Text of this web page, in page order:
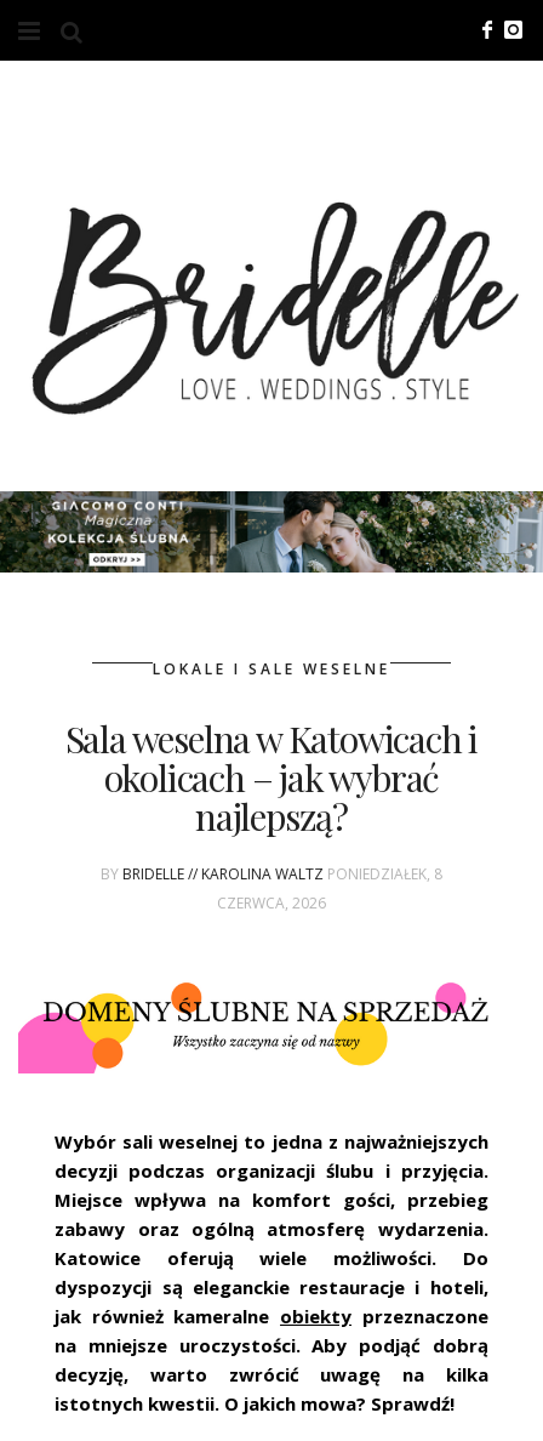
O NAS
KONTAKT
REKLAMA
ADVERTISING
ZGŁOSZENIA
KONKURSY
POLECANE FIRMY
BRI GROUP
MAGAZYNY
ARCHIWUM
LOKALE I SALE WESELNE
Sala weselna w Katowicach i
okolicach – jak wybrać
najlepszą?
BY BRIDELLE // KAROLINA WALTZ PONIEDZIAŁEK, 8
CZERWCA, 2026
Wybór sali weselnej to jedna z najważniejszych
decyzji podczas organizacji ślubu i przyjęcia.
Miejsce wpływa na komfort gości, przebieg
zabawy oraz ogólną atmosferę wydarzenia.
Katowice oferują wiele możliwości. Do
dyspozycji są eleganckie restauracje i hoteli,
jak również kameralne obiekty przeznaczone
na mniejsze uroczystości. Aby podjąć dobrą
decyzję, warto zwrócić uwagę na kilka
istotnych kwestii. O jakich mowa? Sprawdź!